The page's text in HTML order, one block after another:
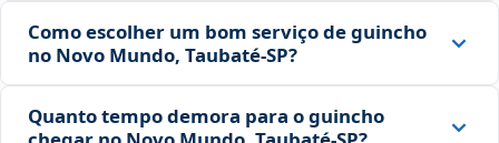
Como escolher um bom serviço de guincho
no Novo Mundo, Taubaté‑SP?
Quanto tempo demora para o guincho